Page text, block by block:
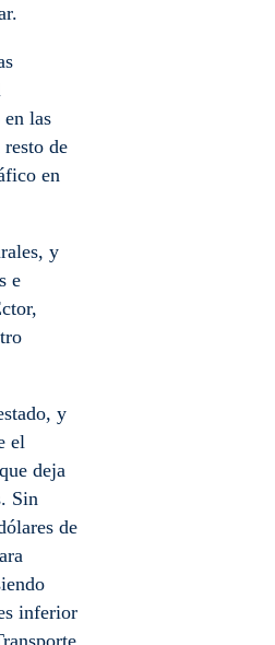
las
de
en
y
e
y
el
deja
Sin
de
inferior